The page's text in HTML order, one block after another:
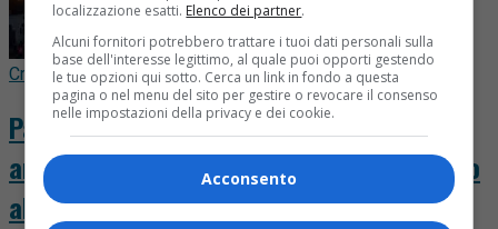
Cronaca49 minuti fa
Paura per il Cavallero, il fuoco scende
ancora: le fiamme potrebbero arrivare fino
al Sessera
localizzazione esatti. Elenco dei partner.
Alcuni fornitori potrebbero trattare i tuoi dati personali sulla
base dell'interesse legittimo, al quale puoi opporti gestendo
le tue opzioni qui sotto. Cerca un link in fondo a questa
pagina o nel menu del sito per gestire o revocare il consenso
nelle impostazioni della privacy e dei cookie.
Acconsento